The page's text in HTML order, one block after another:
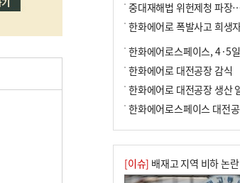
한화에어로 대전공장 감식
[이슈] 배재고 지역 비하 논란